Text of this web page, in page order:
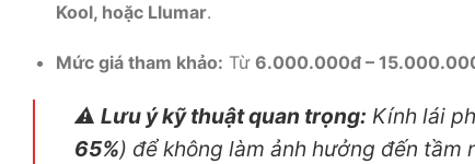
Kool, hoặc Llumar.
Mức giá tham khảo: Từ 6.000.000đ –
⚠️ Lưu ý kỹ thuật quan trọng: Kính lái
65%) để không làm ảnh hưởng đến